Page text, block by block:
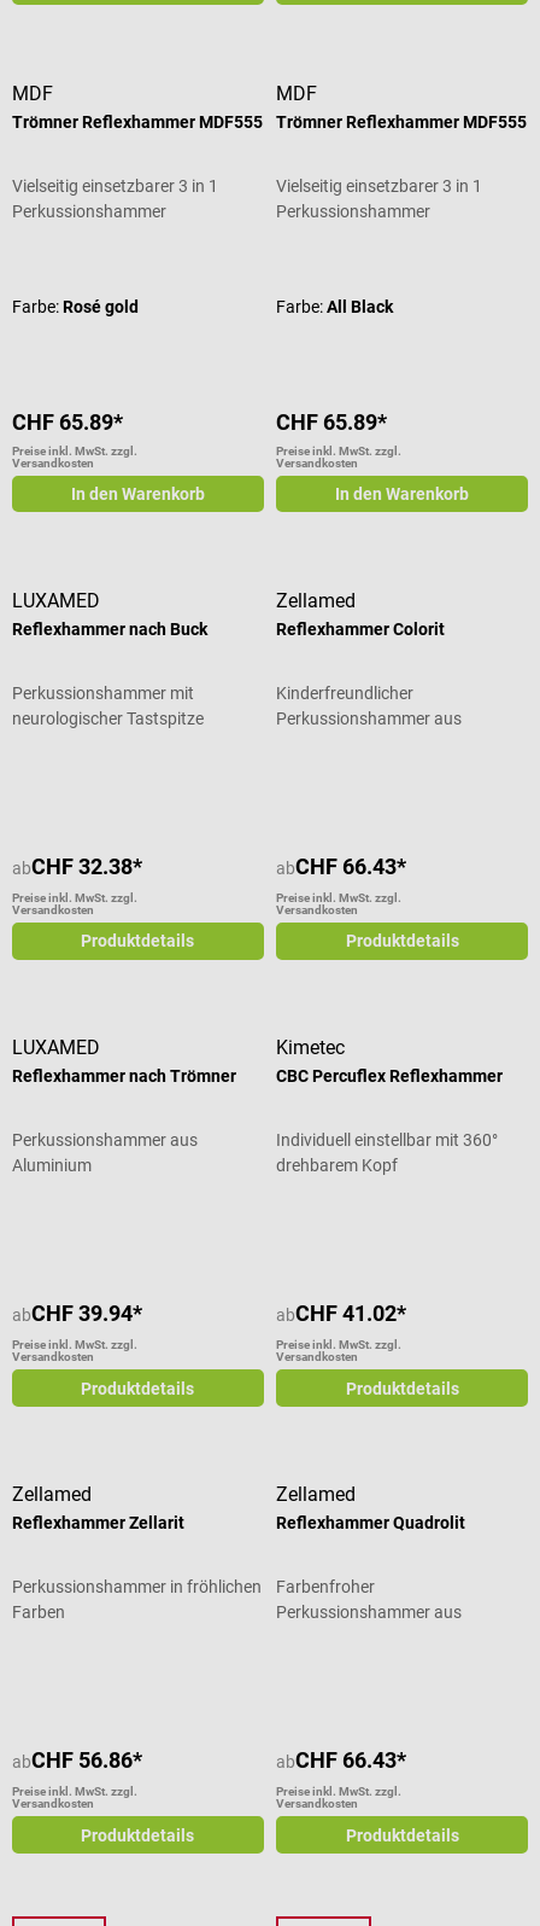
MDF
Trömner Reflexhammer MDF555
Vielseitig einsetzbarer 3 in 1
Perkussionshammer
Farbe:Rosé gold
CHF 65.89*
Preise inkl. MwSt. zzgl.
Versandkosten
In den Warenkorb
MDF
Trömner Reflexhammer MDF555
Vielseitig einsetzbarer 3 in 1
Perkussionshammer
Farbe:All Black
CHF 65.89*
Preise inkl. MwSt. zzgl.
Versandkosten
In den Warenkorb
LUXAMED
Reflexhammer nach Buck
Perkussionshammer mit
neurologischer Tastspitze
abCHF 32.38*
Preise inkl. MwSt. zzgl.
Versandkosten
Produktdetails
Zellamed
Reflexhammer Colorit
Kinderfreundlicher
Perkussionshammer aus
abCHF 66.43*
Preise inkl. MwSt. zzgl.
Versandkosten
Produktdetails
LUXAMED
Reflexhammer nach Trömner
Perkussionshammer aus
Aluminium
abCHF 39.94*
Preise inkl. MwSt. zzgl.
Versandkosten
Produktdetails
Kimetec
CBC Percuflex Reflexhammer
Individuell einstellbar mit 360°
drehbarem Kopf
abCHF 41.02*
Preise inkl. MwSt. zzgl.
Versandkosten
Produktdetails
Zellamed
Reflexhammer Zellarit
Perkussionshammer in fröhlichen
Farben
abCHF 56.86*
Preise inkl. MwSt. zzgl.
Versandkosten
Produktdetails
Zellamed
Reflexhammer Quadrolit
Farbenfroher
Perkussionshammer aus
abCHF 66.43*
Preise inkl. MwSt. zzgl.
Versandkosten
Produktdetails